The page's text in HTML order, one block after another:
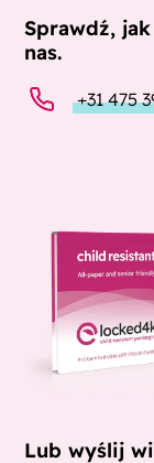
Sprawdź,
nas.
+31 475
Lub wyślij